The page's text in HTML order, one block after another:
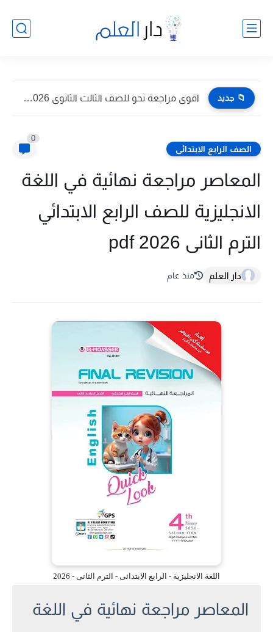
📁 جديد اقوى مراجعة نحو للصف الثالث الثانوى 2026 pdf اعداد توجيه...
الصف الرابع الابتدائى
0
المعاصر مراجعة نهائية في اللغة
الانجليزية للصف الرابع الابتدائي
الترم الثانى 2026 pdf
دار العلم منذ عام
اللغة الانجليزية - الرابع الابتدائى - الترم الثانى - 2026
المعاصر مراجعة نهائية في اللغة